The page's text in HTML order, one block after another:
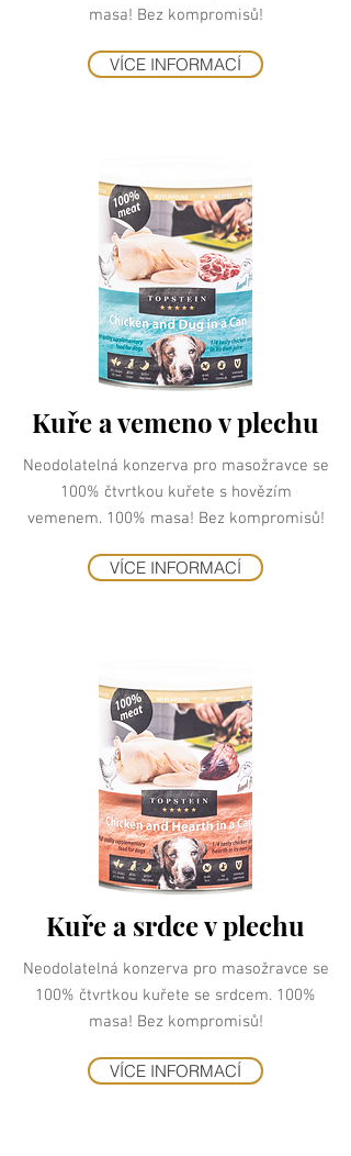
masa! Bez kompromisů!
VÍCE INFORMACÍ
Kuře a vemeno v plechu
Neodolatelná konzerva pro masožravce se
100% čtvrtkou kuřete s hovězím
vemenem. 100% masa! Bez kompromisů!
VÍCE INFORMACÍ
Kuře a srdce v plechu
Neodolatelná konzerva pro masožravce se
100% čtvrtkou kuřete se srdcem. 100%
masa! Bez kompromisů!
VÍCE INFORMACÍ